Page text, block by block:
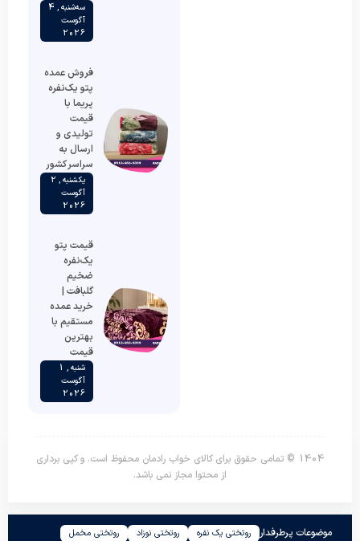
سه‌شنبه , 4
آگوست
2026
فروش عمده
پتو یک‌نفره
پریما با
قیمت
تولیدی و
ارسال به
سراسر کشور
یکشنبه , 2
آگوست
2026
قیمت پتو
یک‌نفره
ضخیم
گلبافت |
خرید عمده
مستقیم با
بهترین
قیمت
شنبه , 1
آگوست
2026
1404 © تمامی حقوق برای کالای خواب رادمان محفوظ است. و کپی برداری
از محتوا مجاز نمی باشد.
موضوعات پرطرفدار روتختی یک نفره روتختی نوزاد روتختی مخمل